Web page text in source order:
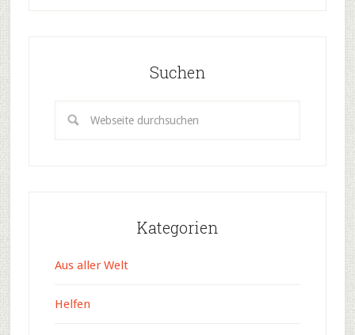
Suchen
Kategorien
Aus aller Welt
Helfen